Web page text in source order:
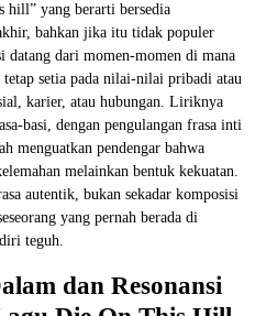
hill” yang berarti bersedia
bahkan jika itu tidak populer
dari momen-momen di mana
tetap setia pada nilai-nilai pribadi atau
karier, atau hubungan. Liriknya
basi, dengan pengulangan frasa inti
menguatkan pendengar bahwa
melainkan bentuk kekuatan.
autentik, bukan sekadar komposisi
yang pernah berada di
teguh.
dan Resonansi